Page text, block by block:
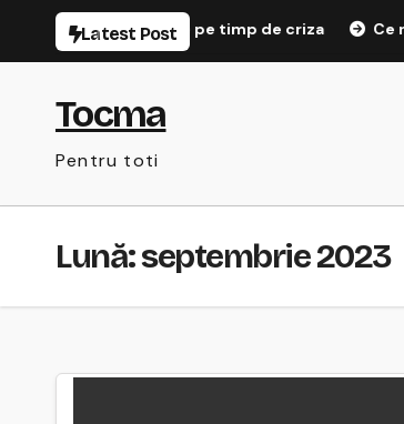
Latest Post
Arme noi de seductie pe timp de criza Ce
Tocma
Pentru toti
Lună:septembrie 2023